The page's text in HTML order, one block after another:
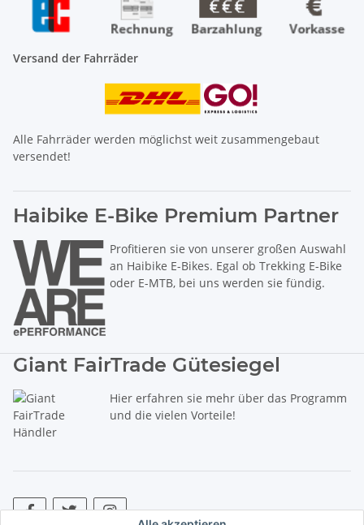
Versand der Fahrräder
Alle Fahrräder werden möglichst weit zusammengebaut
versendet!
Haibike E-Bike Premium Partner
Profitieren sie von unserer großen Auswahl
an Haibike E-Bikes. Egal ob Trekking E-Bike
oder E-MTB, bei uns werden sie fündig.
Giant FairTrade Gütesiegel
Hier erfahren sie mehr über das Programm
und die vielen Vorteile!